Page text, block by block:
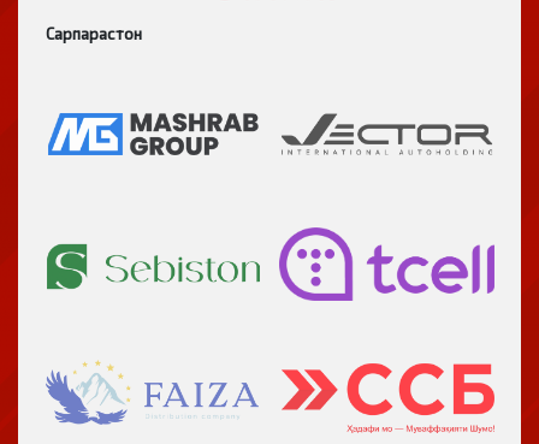
Сарпарастон